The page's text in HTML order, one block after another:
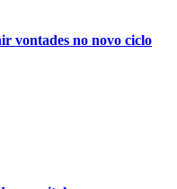
vontades no novo ciclo